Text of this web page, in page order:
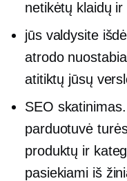
netikėtų klaidų ir
jūs valdysite
atrodo
atitiktų jūsų
SEO
parduotuvė
produktų ir
pasiekiami iš